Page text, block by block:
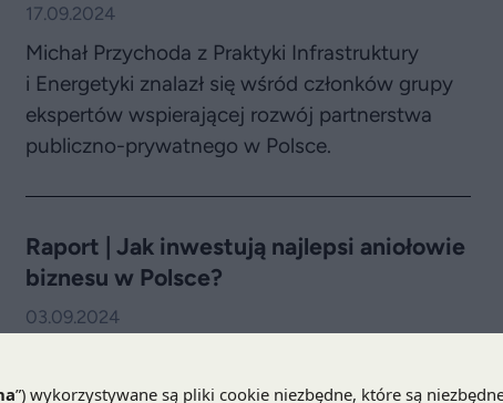
17.09.2024
Michał Przychoda z Praktyki Infrastruktury
i Energetyki znalazł się wśród członków grupy
ekspertów wspierającej rozwój partnerstwa
publiczno-prywatnego w Polsce.
Raport | Jak inwestują najlepsi aniołowie
biznesu w Polsce?
03.09.2024
na temat lokalnego rynku business angels.